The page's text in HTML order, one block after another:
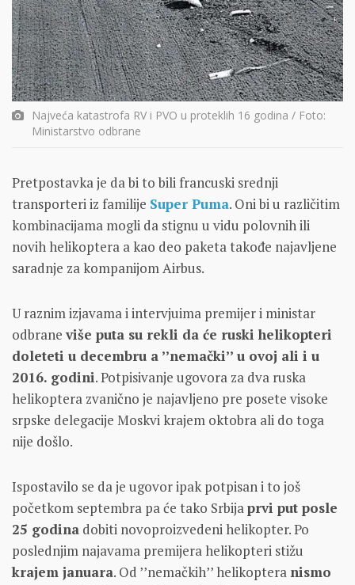
Najveća katastrofa RV i PVO u proteklih 16 godina / Foto:
Ministarstvo odbrane
Pretpostavka je da bi to bili francuski srednji
transporteri iz familije Super Puma. Oni bi u različitim
kombinacijama mogli da stignu u vidu polovnih ili
novih helikoptera a kao deo paketa takođe najavljene
saradnje za kompanijom Airbus.
U raznim izjavama i intervjuima premijer i ministar
odbrane više puta su rekli da će ruski helikopteri
doleteti u decembru a ’’nemački’’ u ovoj ali i u
2016. godini. Potpisivanje ugovora za dva ruska
helikoptera zvanično je najavljeno pre posete visoke
srpske delegacije Moskvi krajem oktobra ali do toga
nije došlo.
Ispostavilo se da je ugovor ipak potpisan i to još
početkom septembra pa će tako Srbijaprvi put posle
25 godina dobiti novoproizvedeni helikopter. Po
poslednjim najavama premijera helikopteri stižu
krajem januara. Od ’’nemačkih’’ helikoptera nismo